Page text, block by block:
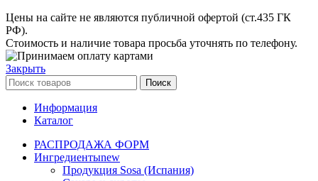
Цены на сайте не являются публичной офертой (ст.435 ГК
РФ).
Стоимость и наличие товара просьба уточнять по телефону.
Закрыть
Поиск
Информация
Каталог
РАСПРОДАЖА ФОРМ
Ингредиентыnew
Продукция Sosa (Испания)